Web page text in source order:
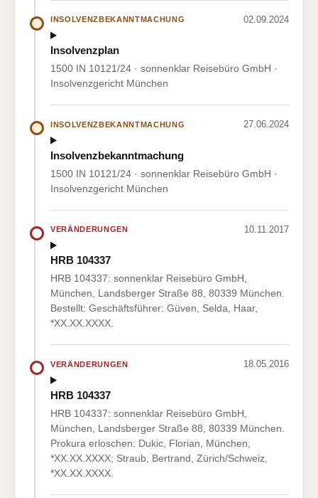
INSOLVENZBEKANNTMACHUNG 02.09.2024
Insolvenzplan
1500 IN 10121/24 · sonnenklar Reisebüro GmbH ·
Insolvenzgericht München
INSOLVENZBEKANNTMACHUNG 27.06.2024
Insolvenzbekanntmachung
1500 IN 10121/24 · sonnenklar Reisebüro GmbH ·
Insolvenzgericht München
VERÄNDERUNGEN 10.11.2017
HRB 104337
HRB 104337: sonnenklar Reisebüro GmbH,
München, Landsberger Straße 88, 80339 München.
Bestellt: Geschäftsführer: Güven, Selda, Haar,
*XX.XX.XXXX.
VERÄNDERUNGEN 18.05.2016
HRB 104337
HRB 104337: sonnenklar Reisebüro GmbH,
München, Landsberger Straße 88, 80339 München.
Prokura erloschen: Dukic, Florian, München,
*XX.XX.XXXX; Straub, Bertrand, Zürich/Schweiz,
*XX.XX.XXXX.